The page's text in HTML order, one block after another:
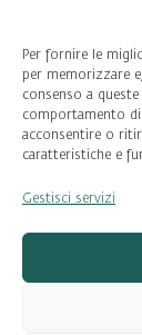
Per fornire le
per memorizzare
consenso a
comportamento
acconsentire o
caratteristiche e
Gestisci servizi
COD.
P.IVA
© Pool